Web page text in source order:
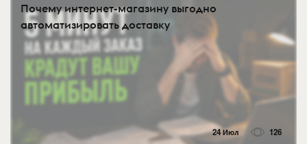
Почему интернет-магазину выгодно
автоматизировать доставку
24 Июл 126